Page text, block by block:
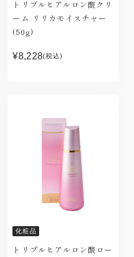
トリプルヒアルロン酸クリ
ーム リリカモイスチャー
(50g)
¥8,228(税込)
化粧品
トリプルヒアルロン酸ロー